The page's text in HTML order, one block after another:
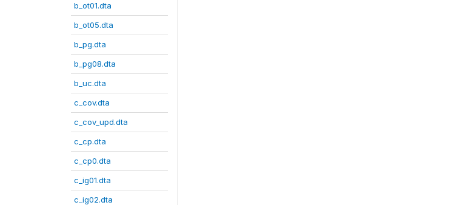
b_ot01.dta
b_ot05.dta
b_pg.dta
b_pg08.dta
b_uc.dta
c_cov.dta
c_cov_upd.dta
c_cp.dta
c_cp0.dta
c_ig01.dta
c_ig02.dta